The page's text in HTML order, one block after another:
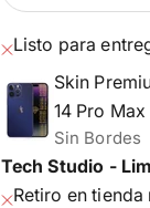
Listo para
Skin
14 Pro Max
Sin Bordes
Tech Studio -
Retiro en